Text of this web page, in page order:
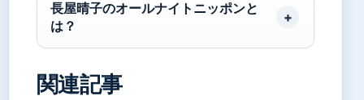
長屋晴子のオールナイトニッポンと
は？
関連記事